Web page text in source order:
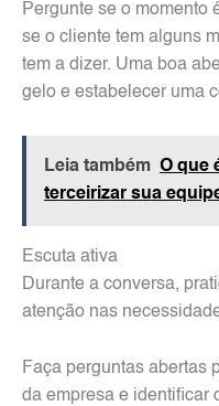
Pergunte se o momento
se o cliente tem alguns
tem a dizer. Uma boa
gelo e estabelecer uma
Leia também O que
terceirizar sua
Escuta ativa
Durante a conversa,
atenção nas
Faça perguntas abertas
da empresa e identificar